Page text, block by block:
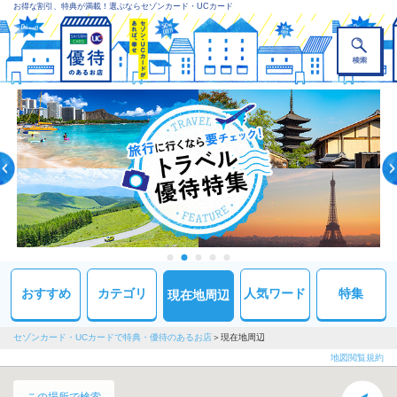
お得な割引、特典が満載！選ぶならセゾンカード・UCカード
おすすめ カテゴリ 現在地周辺 人気ワード 特集
セゾンカード・UCカードで特典・優待のあるお店 現在地周辺
地図閲覧規約